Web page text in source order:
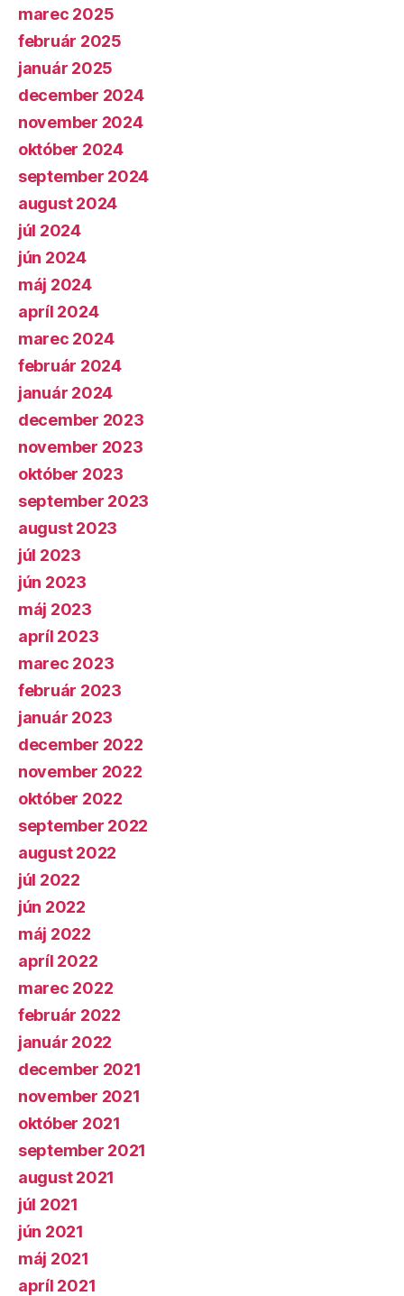
marec 2025
február 2025
január 2025
december 2024
november 2024
október 2024
september 2024
august 2024
júl 2024
jún 2024
máj 2024
apríl 2024
marec 2024
február 2024
január 2024
december 2023
november 2023
október 2023
september 2023
august 2023
júl 2023
jún 2023
máj 2023
apríl 2023
marec 2023
február 2023
január 2023
december 2022
november 2022
október 2022
september 2022
august 2022
júl 2022
jún 2022
máj 2022
apríl 2022
marec 2022
február 2022
január 2022
december 2021
november 2021
október 2021
september 2021
august 2021
júl 2021
jún 2021
máj 2021
apríl 2021